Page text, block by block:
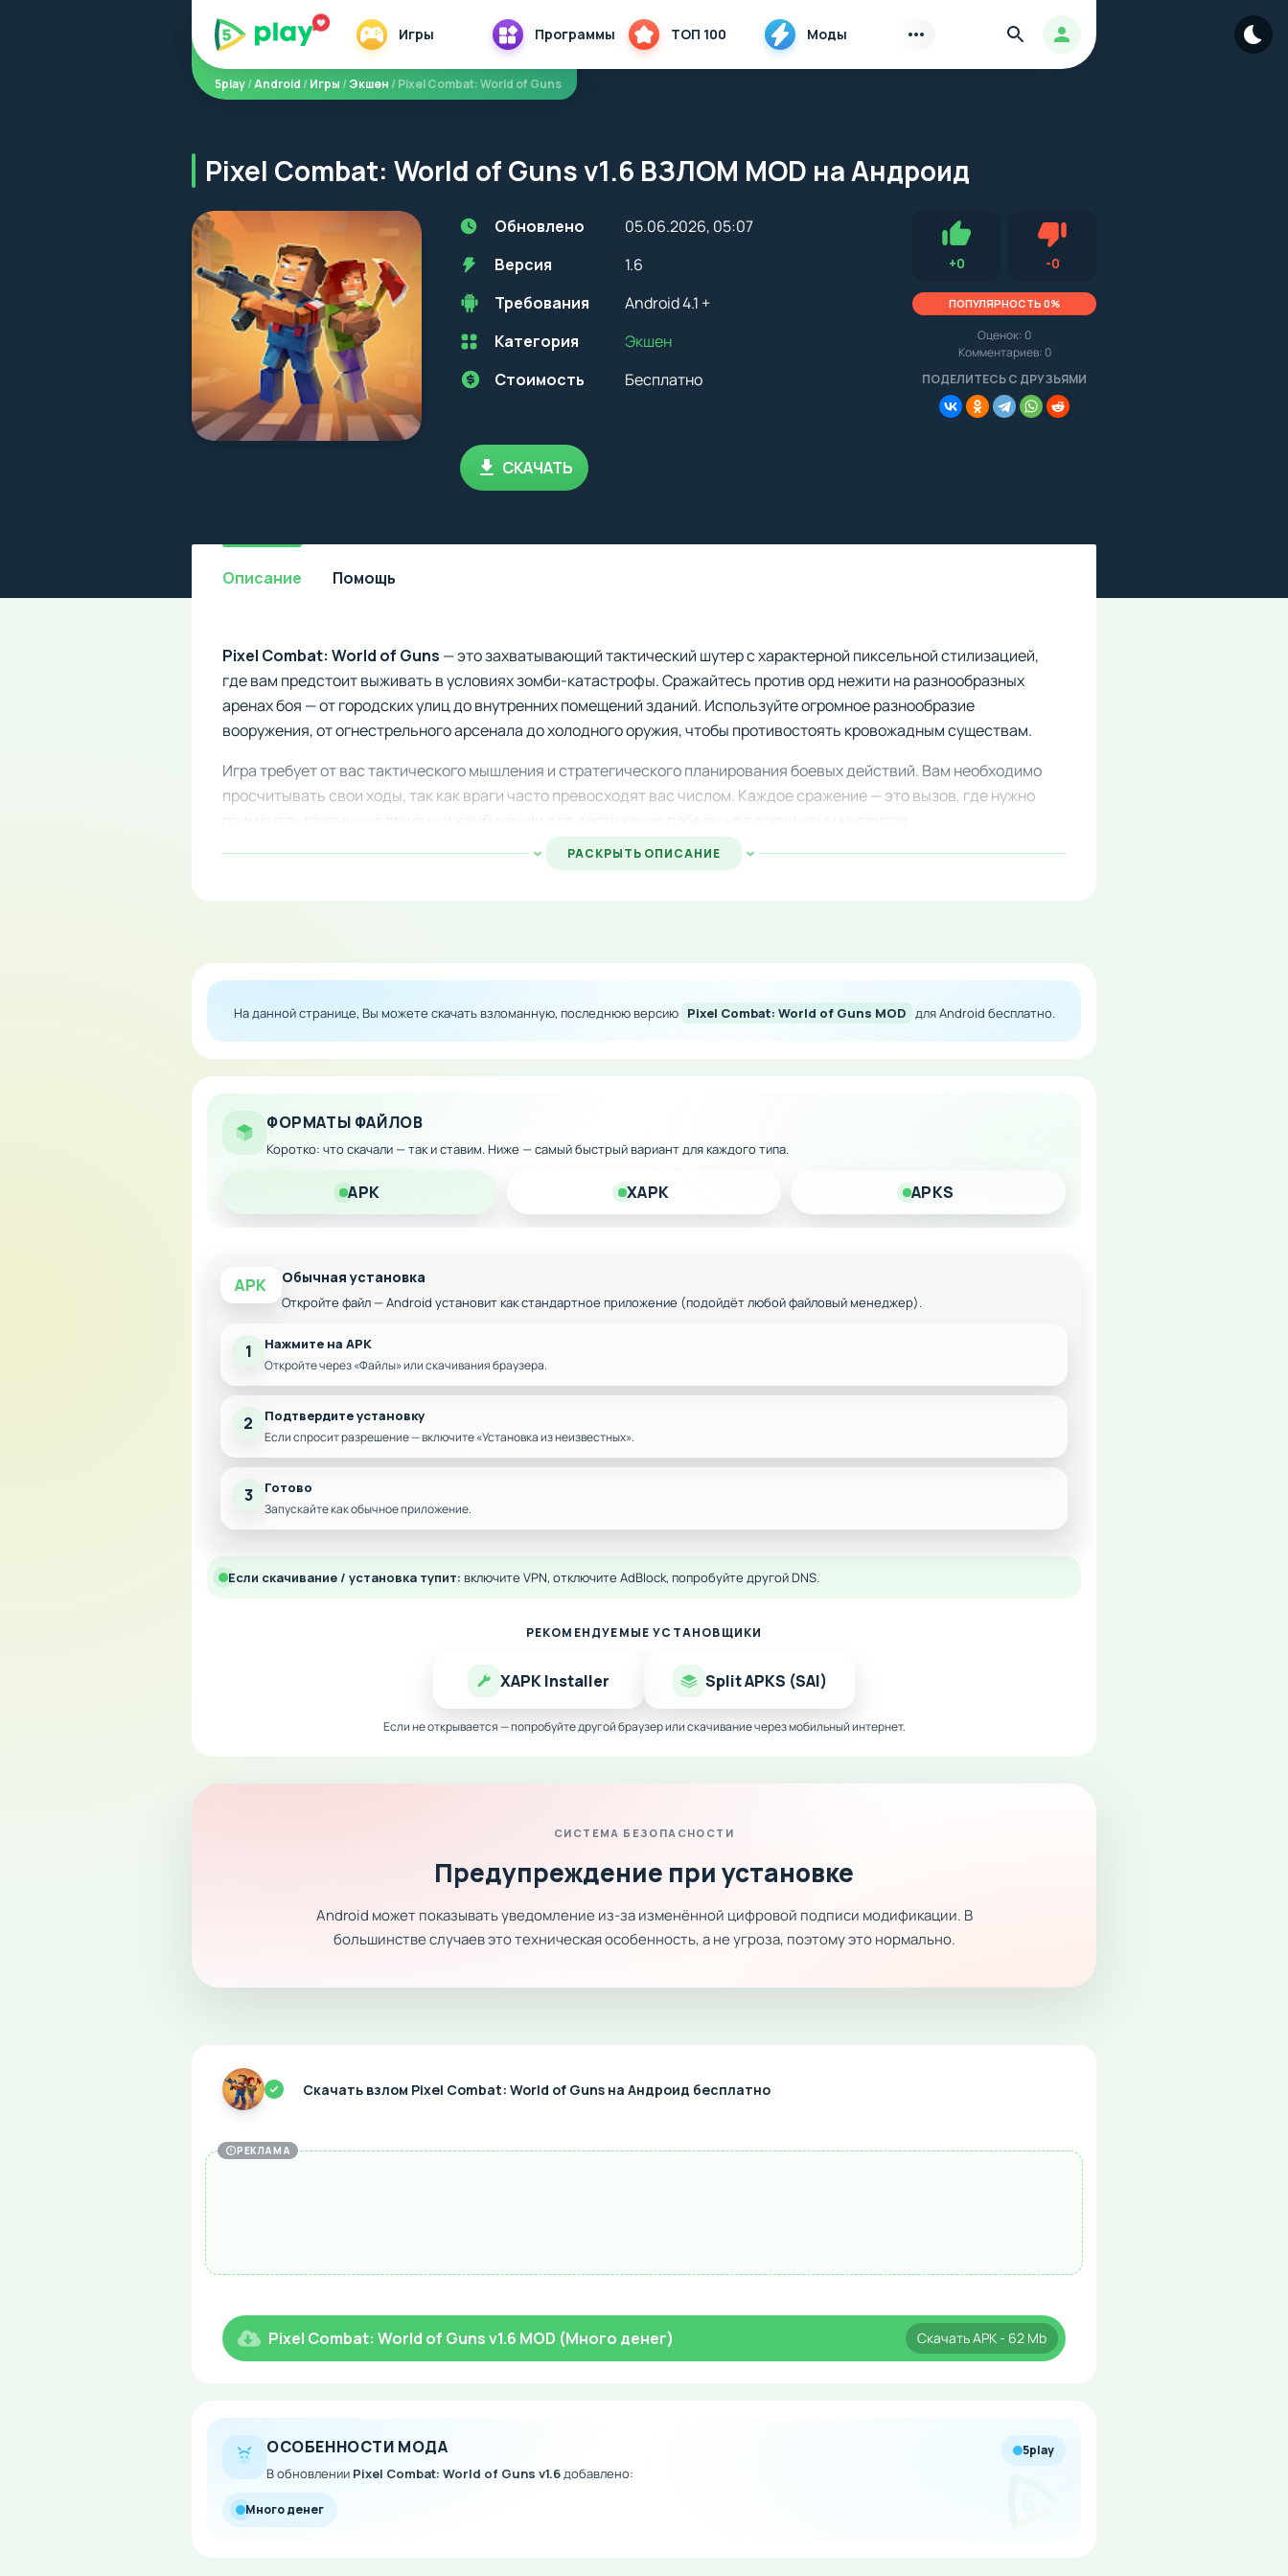
Игры Программы ТОП 100 Моды Авторизация
Найти
5play/Android /Игры /Экшен / Pixel Combat: World of Guns
Pixel Combat: World of Guns v1.6 ВЗЛОМ MOD на Андроид
Обновлено
05.06.2026, 05:07
Версия
1.6
Требования
Android 4.1 +
Перед установкой приложения на устройство с Android, стоит
учитывать версию OS. Мы всегда указываем минимальные
Категория
Экшен
Стоимость
Бесплатно
+0Нравится -0Не нравится (0.0, 0, 14972)
ПОПУЛЯРНОСТЬ 0%
Оценок: 0
Комментариев: 0
СКАЧАТЬ
Описание Помощь
Pixel Combat: World of Guns — это захватывающий тактический шутер с характерной пиксельной стилизацией,
где вам предстоит выживать в условиях зомби-катастрофы. Сражайтесь против орд нежити на разнообразных
аренах боя — от городских улиц до внутренних помещений зданий. Используйте огромное разнообразие
вооружения, от огнестрельного арсенала до холодного оружия, чтобы противостоять кровожадным существам.
Игра требует от вас тактического мышления и стратегического планирования боевых действий. Вам необходимо
просчитывать свои ходы, так как враги часто превосходят вас числом. Каждое сражение — это вызов, где нужно
Особенности мода:
финансам внутри игры.
РАСКРЫТЬ ОПИСАНИЕ
На данной странице, Вы можете скачать взломанную, последнюю версию Pixel Combat: World of Guns MOD для Android бесплатно.
ФОРМАТЫ ФАЙЛОВ
Коротко: что скачали — так и ставим. Ниже — самый быстрый вариант для каждого типа.
APK XAPK APKS
APK Обычная установка
Откройте файл — Android установит как стандартное приложение (подойдёт любой файловый менеджер).
1 Нажмите на APK
Откройте через «Файлы» или скачивания браузера.
2 Подтвердите установку
Если спросит разрешение — включите «Установка из неизвестных».
3 Готово
Запускайте как обычное приложение.
Если скачивание / установка тупит: включите VPN, отключите AdBlock, попробуйте другой DNS.
РЕКОМЕНДУЕМЫЕ УСТАНОВЩИКИ
XAPK Installer Split APKS (SAI)
Если не открывается — попробуйте другой браузер или скачивание через мобильный интернет.
СИСТЕМА БЕЗОПАСНОСТИ
Предупреждение при установке
Android может показывать уведомление из-за изменённой цифровой подписи модификации. В
большинстве случаев это техническая особенность, а не угроза, поэтому это нормально.
Скачать взлом Pixel Combat: World of Guns на Андроид бесплатно
РЕКЛАМА
Pixel Combat: World of Guns v1.6 MOD (Много денег) СкачатьAPK- 62 Mb
ОСОБЕННОСТИ МОДА
В обновлении Pixel Combat: World of Guns v1.6добавлено:
5play
Много денег